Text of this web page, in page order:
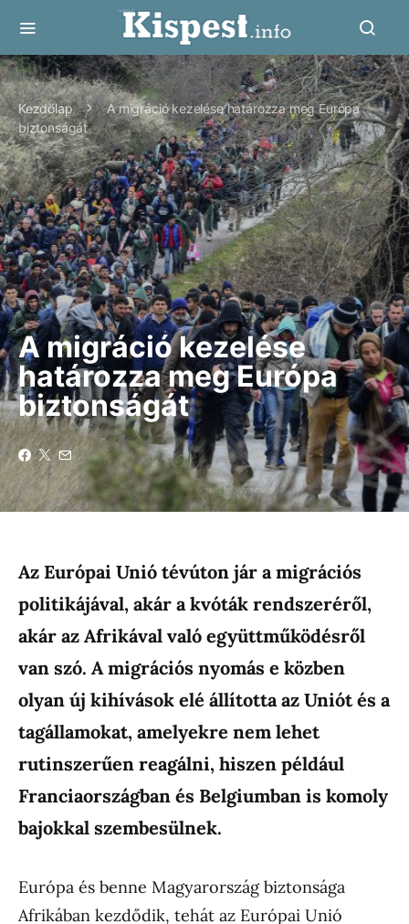
Kezdőlap
A migráció kezelése határozza meg Európa
biztonságát
A migráció kezelése
határozza meg Európa
biztonságát
Az Európai Unió tévúton jár a migrációs
politikájával, akár a kvóták rendszeréről,
akár az Afrikával való együttműködésről
van szó. A migrációs nyomás e közben
olyan új kihívások elé állította az Uniót és a
tagállamokat, amelyekre nem lehet
rutinszerűen reagálni, hiszen például
Franciaországban és Belgiumban is komoly
bajokkal szembesülnek.
Európa és benne Magyarország biztonsága
Afrikában kezdődik, tehát az Európai Unió